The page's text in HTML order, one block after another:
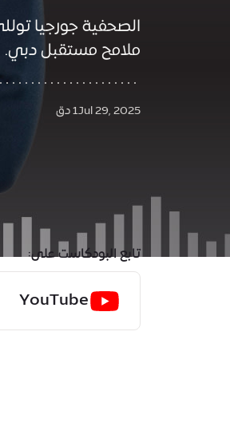
الصحفية جورجيا
ملامح مستقبل دبي.
Jul 29, 20251 دق
تابع البودكاست على:
YouTube